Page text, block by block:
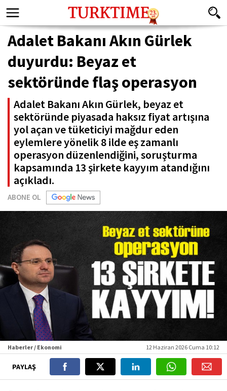
Adalet Bakanı Akın Gürlek
duyurdu: Beyaz et
sektöründe flaş operasyon
Adalet Bakanı Akın Gürlek, beyaz et
sektöründe piyasada haksız fiyat artışına
yol açan ve tüketiciyi mağdur eden
eylemlere yönelik 8 ilde eş zamanlı
operasyon düzenlendiğini, soruşturma
kapsamında 13 şirkete kayyım atandığını
açıkladı.
ABONE OL
Haberler / Ekonomi 12 Haziran 2026 Cuma 10:12
PAYLAŞ